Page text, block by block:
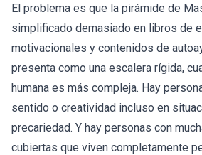
El problema es que la pirámide de
simplificado demasiado en libros de
motivacionales y contenidos de
presenta como una escalera rígida,
humana es más compleja. Hay
sentido o creatividad incluso en
precariedad. Y hay personas con
cubiertas que viven completamente